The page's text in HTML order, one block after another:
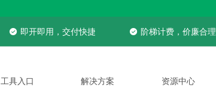
即开即用，交付快捷 阶梯计费，价廉合理
工具入口 解决方案 资源中心